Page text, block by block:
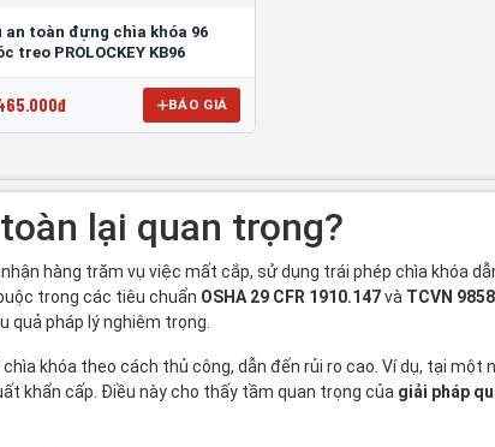
an toàn đựng chìa khóa 96
treo PROLOCKEY KB96
BÁO GIÁ
lại quan trọng?
hàng trăm vụ việc mất cắp, sử dụng trái phép chìa khóa
trong các tiêu chuẩn OSHA 29 CFR 1910.147và TCVN
quả pháp lý nghiêm trọng.
khóa theo cách thủ công, dẫn đến rủi ro cao. Ví dụ, tại một
khẩn cấp. Điều này cho thấy tầm quan trọng của giải pháp